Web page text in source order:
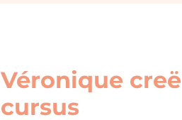
Véronique
cursus